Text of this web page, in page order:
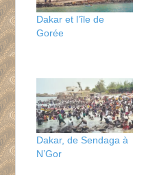
Dakar et l’île de
Gorée
Dakar, de Sendaga à
N’Gor